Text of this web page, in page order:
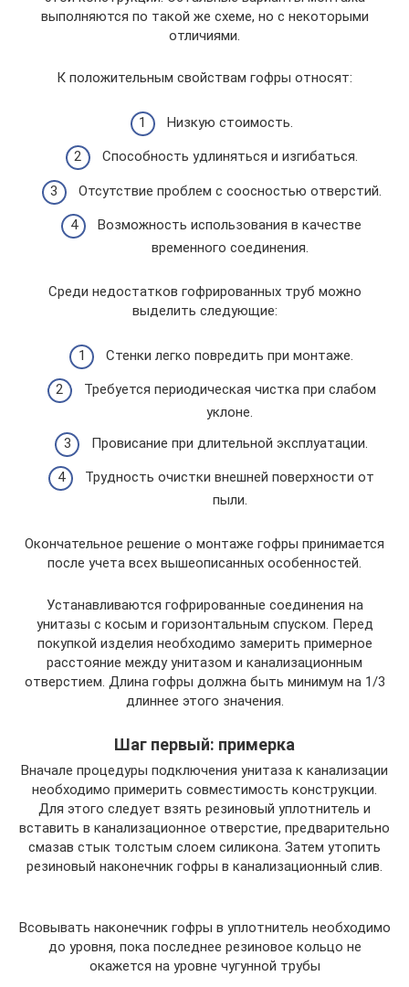
выполняются по такой же схеме, но с некоторыми
отличиями.
К положительным свойствам гофры относят:
Низкую стоимость.
Способность удлиняться и изгибаться.
Отсутствие проблем с соосностью отверстий.
Возможность использования в качестве
временного соединения.
Среди недостатков гофрированных труб можно
выделить следующие:
Стенки легко повредить при монтаже.
Требуется периодическая чистка при слабом
уклоне.
Провисание при длительной эксплуатации.
Трудность очистки внешней поверхности от
пыли.
Окончательное решение о монтаже гофры принимается
после учета всех вышеописанных особенностей.
Устанавливаются гофрированные соединения на
унитазы с косым и горизонтальным спуском. Перед
покупкой изделия необходимо замерить примерное
расстояние между унитазом и канализационным
отверстием. Длина гофры должна быть минимум на 1/3
длиннее этого значения.
Шаг первый: примерка
Вначале процедуры подключения унитаза к канализации
необходимо примерить совместимость конструкции.
Для этого следует взять резиновый уплотнитель и
вставить в канализационное отверстие, предварительно
смазав стык толстым слоем силикона. Затем утопить
резиновый наконечник гофры в канализационный слив.
Всовывать наконечник гофры в уплотнитель необходимо
до уровня, пока последнее резиновое кольцо не
окажется на уровне чугунной трубы